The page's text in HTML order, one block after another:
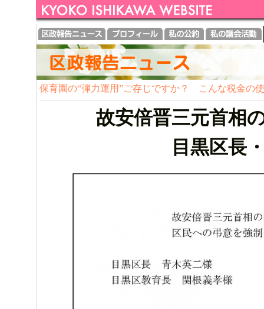
保育園の“弾力運用”ご存じですか？ こんな税金の
故安倍晋三元首
目黒区長・目黒